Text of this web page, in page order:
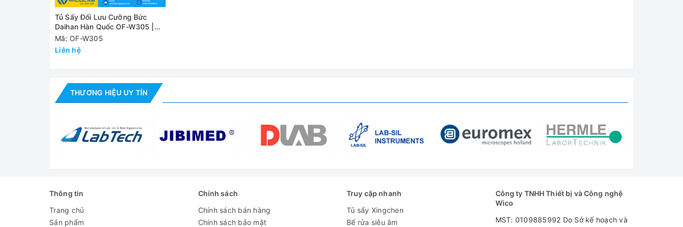
Cung cấp bao gồm:
- Tủ sấy Daihan OF-W305
- 02 giá để mẫu
Thông số kỹ thuật
Dung tích 305 Lít
Dải nhiệt độ +5℃ đến 250℃
Công suất gia nhiệt 3300W
Tủ Sấy Đối Lưu Cưỡng Bức
Daihan Hàn Quốc OF-W305 |
305 Lít - Cửa Kính
Mã: OF-W305
Liên hệ
THƯƠNG HIỆU UY TÍN
Thông tin
Trang chủ
Sản phẩm
Chính sách
Chính sách bán hàng
Chính sách bảo mật
Truy cập nhanh
Tủ sấy Xingchen
Bể rửa siêu âm
Công ty TNHH Thiết bị và Công nghệ
Wico
MST: 0109885992 Do Sở kế hoạch và